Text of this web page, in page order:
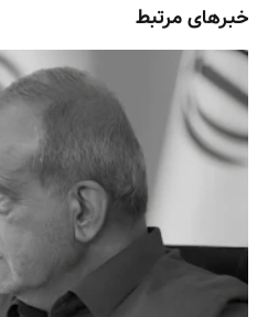
خبرهای مرتبط